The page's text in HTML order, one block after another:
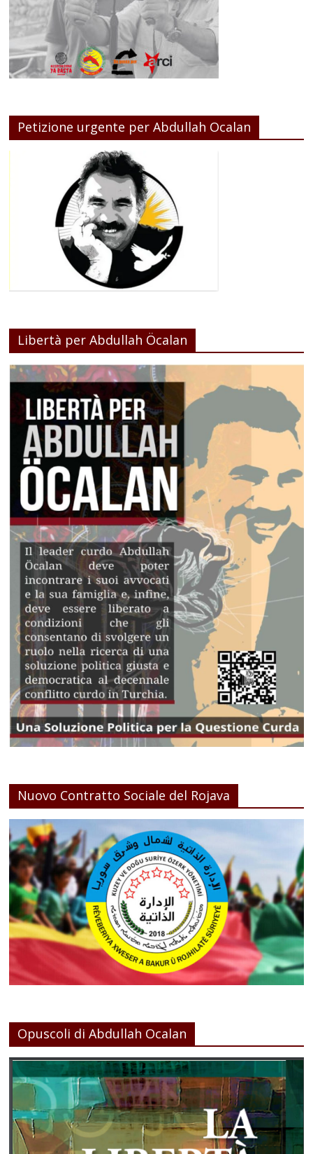
Petizione urgente per Abdullah Ocalan
Libertà per Abdullah Öcalan
Nuovo Contratto Sociale del Rojava
Opuscoli di Abdullah Ocalan